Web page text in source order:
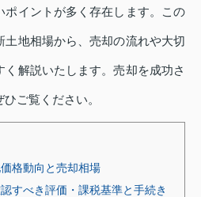
ポイントが多く存在します。この
地相場から、売却の流れや大切
解説いたします。売却を成功さ
ご覧ください。
格動向と売却相場
すべき評価・課税基準と手続き